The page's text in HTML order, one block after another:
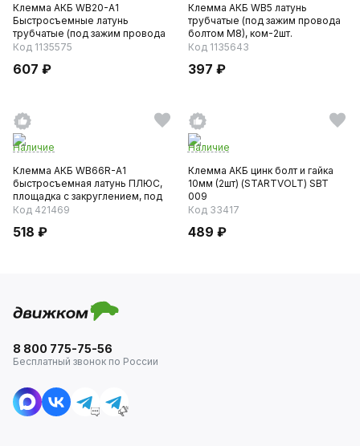
Клемма АКБ WB20-A1
Быстросъемные латунь
трубчатые (под зажим провода
болтом),...
Код 1135575
607 ₽
Клемма АКБ WB5 латунь
трубчатые (под зажим провода
болтом М8), ком-2шт.
Код 1135643
397 ₽
Наличие
Клемма АКБ WB66R-A1
быстросъемная латунь ПЛЮС,
площадка с закруглением, под
б...
Код 421469
518 ₽
Наличие
Клемма АКБ цинк болт и гайка
10мм (2шт) (STARTVOLT) SBT
009
Код 33417
489 ₽
8 800 775-75-56
Бесплатный звонок по России